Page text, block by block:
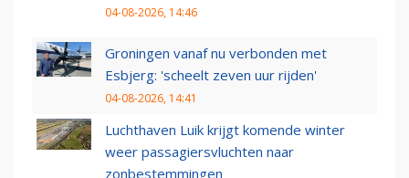
04-08-2026, 14:46
Groningen vanaf nu verbonden met
Esbjerg: 'scheelt zeven uur rijden'
04-08-2026, 14:41
Luchthaven Luik krijgt komende winter
weer passagiersvluchten naar
zonbestemmingen